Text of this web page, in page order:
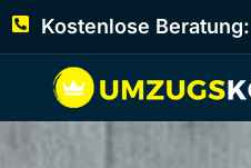
Kostenlose Beratung: